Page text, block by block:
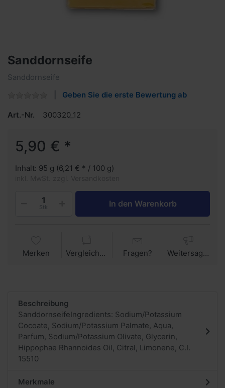
Sanddornseife
Sanddornseife
Geben Sie die erste Bewertung ab
Art.-Nr. 300320_12
5,90 € *
Inhalt: 95 g (6,21 € * / 100 g)
Stk In den Warenkorb
Merken Vergleichen Fragen? Weitersagen
Beschreibung
SanddornseifeIngredients: Sodium/Potassium
Cocoate, Sodium/Potassium Palmate, Aqua,
Parfum, Sodium/Potassium Olivate, Glycerin,
Hippophae Rhannoides Oil, Citral, Limonene, C.I.
15510
Merkmale